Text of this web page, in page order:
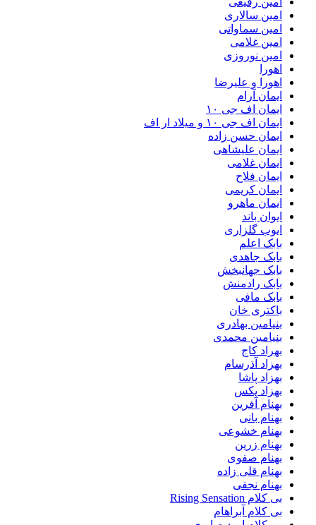
امین سالاری
امین سماواتی
امین غلامی
امین نوروزی
اهورا
اهورا و علیرضا
ایمان آرام
ایمان اف جی ۱۰
ایمان اف جی ۱۰ و میلاد ار اف
ایمان حسن زاده
ایمان علیشاهی
ایمان غلامی
ایمان فلاح
ایمان کریمی
ایمان ماهرو
ایوان باند
ایوب گلزاری
بابک اعلم
بابک جاهدی
بابک جهانبخش
بابک رادمنش
بابک مافی
باکتری خان
بنیامین بهادری
بنیامین محمدی
بهراد کاج
بهزاد آذرسام
بهزاد پاشا
بهزاد پکس
بهنام آفرین
بهنام بانی
بهنام خشوعی
بهنام زرین
بهنام صفوی
بهنام قلی زاده
بهنام نجفی
بی کلام Rising Sensation
بی کلام آبراهام